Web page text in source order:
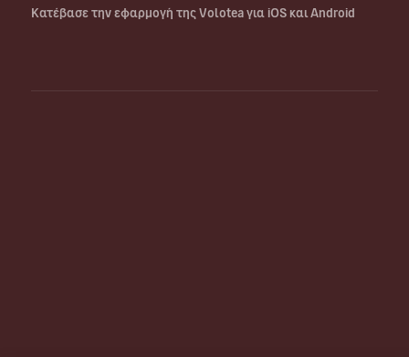
Κατέβασε την εφαρμογή της Volotea για iOS και Android